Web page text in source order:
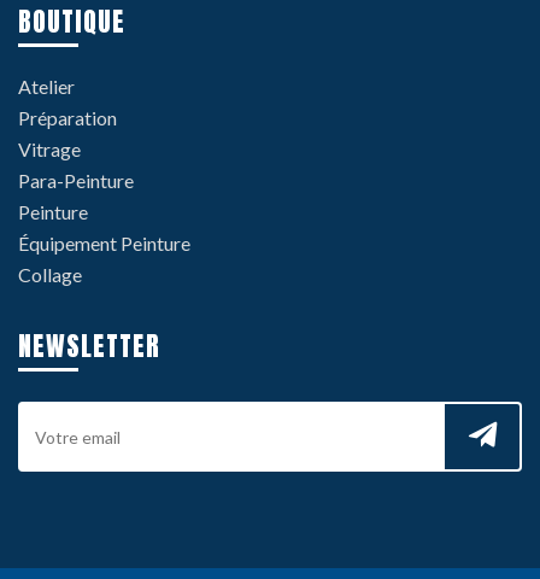
BOUTIQUE
Atelier
Préparation
Vitrage
Para-Peinture
Peinture
Équipement Peinture
Collage
NEWSLETTER